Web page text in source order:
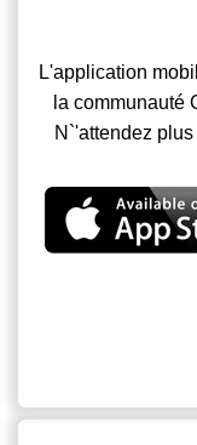
L'application
la communauté
N`'attendez